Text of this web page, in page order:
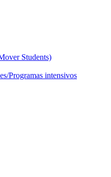
Students)
Programas intensivos